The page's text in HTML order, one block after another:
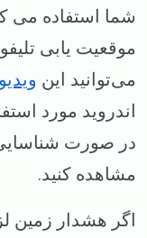
شما استفاده می
موقعیت یابی
می‌توانید این ویدیو
اندروید مورد
در صورت
مشاهده کنید.
اگر هشدار زمین